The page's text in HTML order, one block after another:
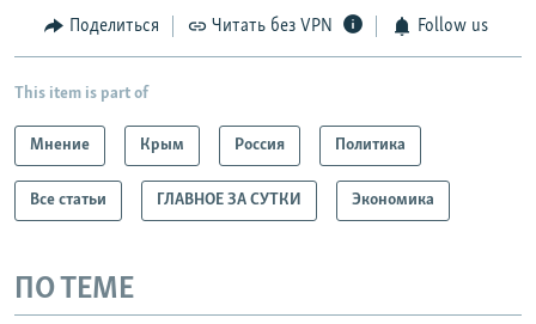
Поделиться Читать без VPN Follow us
This item is part of
Мнение Крым Россия Политика
Все статьи ГЛАВНОЕ ЗА СУТКИ Экономика
ПО ТЕМЕ